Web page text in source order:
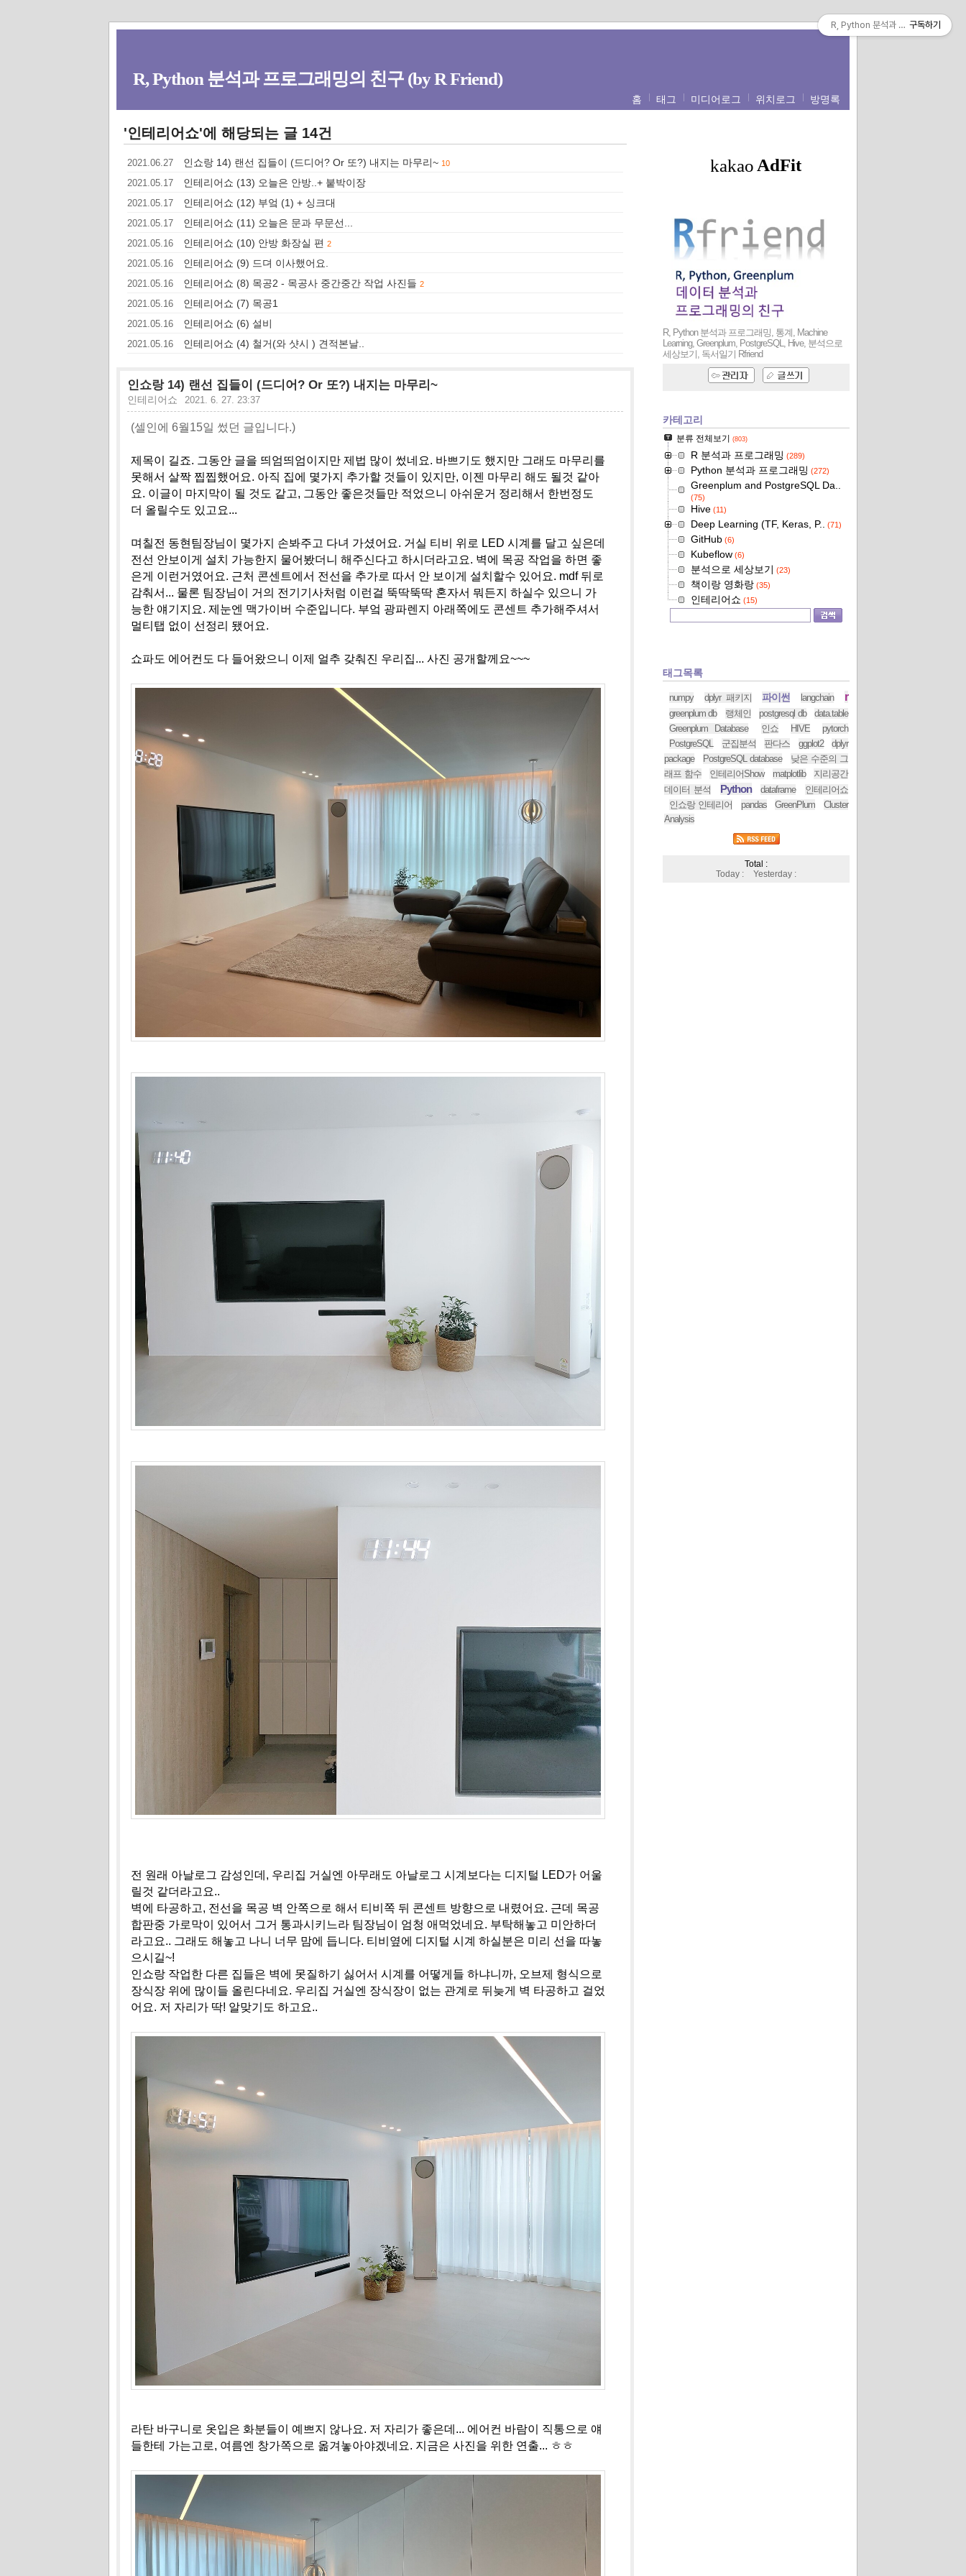
R, Python 분석과 프로그래밍의 친구 (by R Friend)
홈 태그 미디어로그 위치로그 방명록
'인테리어쇼'에 해당되는 글 14건
2021.06.27 인쇼랑 14) 랜선 집들이 (드디어? Or 또?) 내지는 마무리~ 10
2021.05.17 인테리어쇼 (13) 오늘은 안방..+ 붙박이장
2021.05.17 인테리어쇼 (12) 부엌 (1) + 싱크대
2021.05.17 인테리어쇼 (11) 오늘은 문과 무문선...
2021.05.16 인테리어쇼 (10) 안방 화장실 편 2
2021.05.16 인테리어쇼 (9) 드뎌 이사했어요.
2021.05.16 인테리어쇼 (8) 목공2 - 목공사 중간중간 작업 사진들 2
2021.05.16 인테리어쇼 (7) 목공1
2021.05.16 인테리어쇼 (6) 설비
2021.05.16 인테리어쇼 (4) 철거(와 샷시 ) 견적본날..
인쇼랑 14) 랜선 집들이 (드디어? Or 또?) 내지는 마무리~
인테리어쇼 2021. 6. 27. 23:37
(셀인에 6월15일 썼던 글입니다.)
제목이 길죠. 그동안 글을 띄엄띄엄이지만 제법 많이 썼네요. 바쁘기도 했지만 그래도 마무리를
못해서 살짝 찝찝했어요. 아직 집에 몇가지 추가할 것들이 있지만, 이젠 마무리 해도 될것 같아
요. 이글이 마지막이 될 것도 같고, 그동안 좋은것들만 적었으니 아쉬운거 정리해서 한번정도
더 올릴수도 있고요...
며칠전 동현팀장님이 몇가지 손봐주고 다녀 가셨어요. 거실 티비 위로 LED 시계를 달고 싶은데
전선 안보이게 설치 가능한지 물어봤더니 해주신다고 하시더라고요. 벽에 목공 작업을 하면 좋
은게 이런거였어요. 근처 콘센트에서 전선을 추가로 따서 안 보이게 설치할수 있어요. mdf 뒤로
감춰서... 물론 팀장님이 거의 전기기사처럼 이런걸 뚝딱뚝딱 혼자서 뭐든지 하실수 있으니 가
능한 얘기지요. 제눈엔 맥가이버 수준입니다. 부엌 광파렌지 아래쪽에도 콘센트 추가해주셔서
멀티탭 없이 선정리 됐어요.
쇼파도 에어컨도 다 들어왔으니 이제 얼추 갖춰진 우리집... 사진 공개할께요~~~
전 원래 아날로그 감성인데, 우리집 거실엔 아무래도 아날로그 시계보다는 디지털 LED가 어울
릴것 같더라고요..
벽에 타공하고, 전선을 목공 벽 안쪽으로 해서 티비쪽 뒤 콘센트 방향으로 내렸어요. 근데 목공
합판중 가로막이 있어서 그거 통과시키느라 팀장님이 엄청 애먹었네요. 부탁해놓고 미안하더
라고요.. 그래도 해놓고 나니 너무 맘에 듭니다. 티비옆에 디지털 시계 하실분은 미리 선을 따놓
으시길~!
인쇼랑 작업한 다른 집들은 벽에 못질하기 싫어서 시계를 어떻게들 하냐니까, 오브제 형식으로
장식장 위에 많이들 올린다네요. 우리집 거실엔 장식장이 없는 관계로 뒤늦게 벽 타공하고 걸었
어요. 저 자리가 딱! 알맞기도 하고요..
라탄 바구니로 옷입은 화분들이 예쁘지 않나요. 저 자리가 좋은데... 에어컨 바람이 직통으로 얘
들한테 가는고로, 여름엔 창가쪽으로 옮겨놓아야겠네요. 지금은 사진을 위한 연출... ㅎㅎ
R, Python 분석과 프로그래밍, 통계, Machine
Learning, Greenplum, PostgreSQL, Hive, 분석으로
세상보기, 독서일기
Rfriend
카테고리
분류 전체보기 (803)
R 분석과 프로그래밍 (289)
Python 분석과 프로그래밍 (272)
Greenplum and PostgreSQL Da..
(75)
Hive (11)
Deep Learning (TF, Keras, P.. (71)
GitHub (6)
Kubeflow (6)
분석으로 세상보기 (23)
책이랑 영화랑 (35)
인테리어쇼 (15)
태그목록
numpy dplyr 패키지 파이썬 langchain r
greenplum db 랭체인 postgresql db
data.table
Greenplum Database
인쇼 HIVE
pytorch
PostgreSQL
군집분석 판다스 ggplot2
dplyr
package
PostgreSQL database
낮은 수준의 그
래프 함수
인테리어Show matplotlib
지리공간
데이터 분석
Python dataframe
인테리어쇼
인쇼랑 인테리어
pandas GreenPlum
Cluster
Analysis
Total :
Today :
Yesterday :
R, Python 분석과 프로그래밍의 친
구독하기